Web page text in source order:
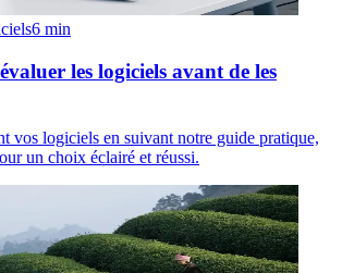
6 min
les logiciels avant de les
vos logiciels en suivant notre guide pratique,
un choix éclairé et réussi.